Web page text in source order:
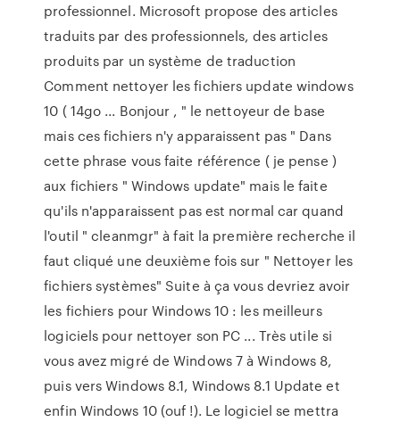
professionnel. Microsoft propose des articles
traduits par des professionnels, des articles
produits par un système de traduction
Comment nettoyer les fichiers update windows
10 ( 14go ... Bonjour , " le nettoyeur de base
mais ces fichiers n'y apparaissent pas " Dans
cette phrase vous faite référence ( je pense )
aux fichiers " Windows update" mais le faite
qu'ils n'apparaissent pas est normal car quand
l'outil " cleanmgr" à fait la première recherche il
faut cliqué une deuxième fois sur " Nettoyer les
fichiers systèmes" Suite à ça vous devriez avoir
les fichiers pour Windows 10 : les meilleurs
logiciels pour nettoyer son PC ... Très utile si
vous avez migré de Windows 7 à Windows 8,
puis vers Windows 8.1, Windows 8.1 Update et
enfin Windows 10 (ouf !). Le logiciel se mettra